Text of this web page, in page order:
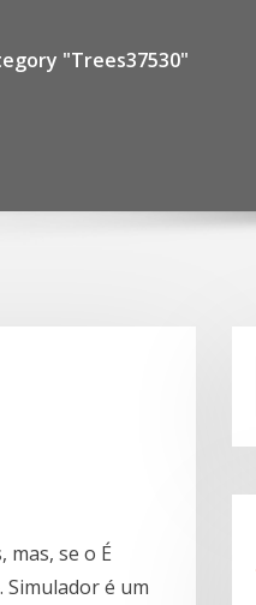
"Trees37530"
mas, se o É
Simulador é um